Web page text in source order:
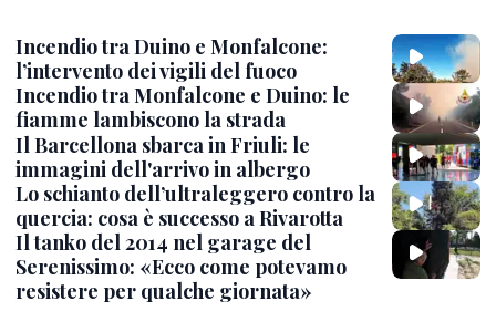
Incendio tra Duino e Monfalcone:
l’intervento dei vigili del fuoco
Incendio tra Monfalcone e Duino: le
fiamme lambiscono la strada
Il Barcellona sbarca in Friuli: le
immagini dell'arrivo in albergo
Lo schianto dell’ultraleggero contro la
quercia: cosa è successo a Rivarotta
Il tanko del 2014 nel garage del
Serenissimo: «Ecco come potevamo
resistere per qualche giornata»